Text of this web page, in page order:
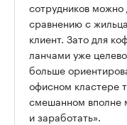
сотрудников можно
сравнению с
клиент. Зато для
ланчами уже
больше
офисном кластере
смешанном вполне
и заработать».